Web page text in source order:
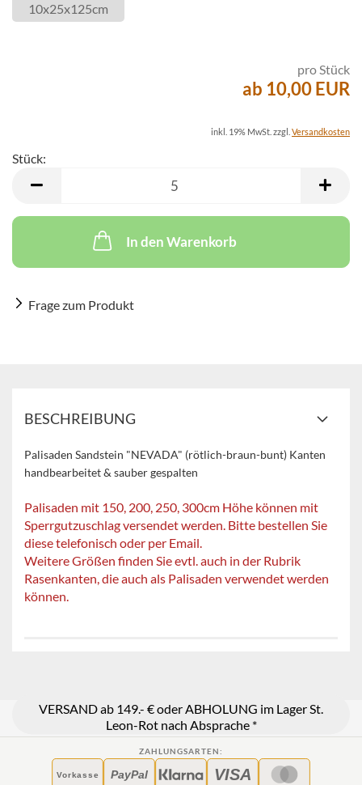
10x25x125cm
pro Stück
ab 10,00 EUR
inkl. 19% MwSt. zzgl. Versandkosten
Stück:
In den Warenkorb
Frage zum Produkt
BESCHREIBUNG
Palisaden Sandstein "NEVADA" (rötlich-braun-bunt) Kanten
handbearbeitet & sauber gespalten
Palisaden mit 150, 200, 250, 300cm Höhe können mit
Sperrgutzuschlag versendet werden. Bitte bestellen Sie
diese telefonisch oder per Email.
Weitere Größen finden Sie evtl. auch in der Rubrik
Rasenkanten, die auch als Palisaden verwendet werden
können.
VERSAND ab 149.- € oder ABHOLUNG im Lager St.
Leon-Rot nach Absprache *
ZAHLUNGSARTEN:
Vorkasse PayPal VISA